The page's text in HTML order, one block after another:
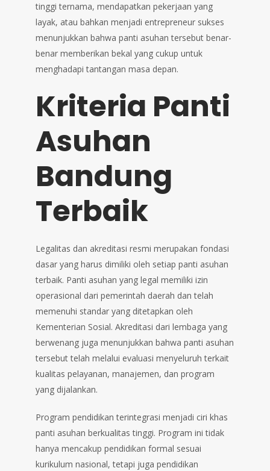
tinggi ternama, mendapatkan pekerjaan yang
layak, atau bahkan menjadi entrepreneur sukses
menunjukkan bahwa panti asuhan tersebut benar-
benar memberikan bekal yang cukup untuk
menghadapi tantangan masa depan.
Kriteria Panti
Asuhan
Bandung
Terbaik
Legalitas dan akreditasi resmi merupakan fondasi
dasar yang harus dimiliki oleh setiap panti asuhan
terbaik. Panti asuhan yang legal memiliki izin
operasional dari pemerintah daerah dan telah
memenuhi standar yang ditetapkan oleh
Kementerian Sosial. Akreditasi dari lembaga yang
berwenang juga menunjukkan bahwa panti asuhan
tersebut telah melalui evaluasi menyeluruh terkait
kualitas pelayanan, manajemen, dan program
yang dijalankan.
Program pendidikan terintegrasi menjadi ciri khas
panti asuhan berkualitas tinggi. Program ini tidak
hanya mencakup pendidikan formal sesuai
kurikulum nasional, tetapi juga pendidikan